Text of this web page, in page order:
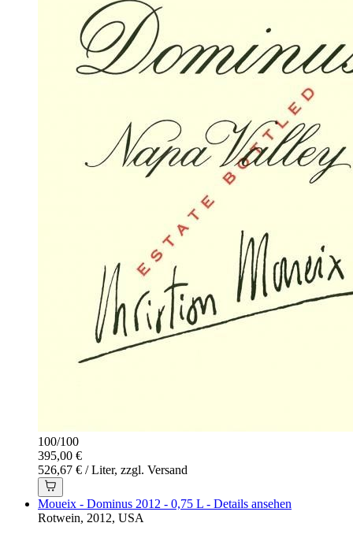
100/100
395,00 €
526,67 € / Liter, zzgl. Versand
Moueix - Dominus 2012 - 0,75 L - Details ansehen
Rotwein, 2012, USA